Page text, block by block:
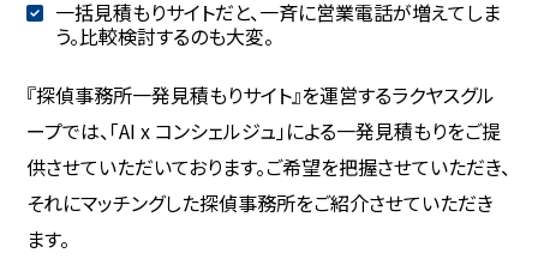
一括見積もりサイトだと、一斉に営業電話が増えてしま
う。比較検討するのも大変。
『探偵事務所一発見積もりサイト』を運営するラクヤスグル
ープでは、「AI x コンシェルジュ」による一発見積もりをご提
供させていただいております。ご希望を把握させていただき、
それにマッチングした探偵事務所をご紹介させていただき
ます。